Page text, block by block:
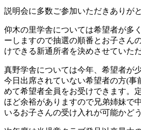
説明会に多数ご参加いただきありが
仰木の里学舎については希望者が多
ーしますので抽選の順番とお子さん
けできる新通所者を決めさせていた
真野学舎については今年、希望者が
今日出席されていない希望者の方(事
めて希望者全員をお受けできます。
ほど余裕がありますので兄弟姉妹で
いるお子さんの受け入れが可能かど